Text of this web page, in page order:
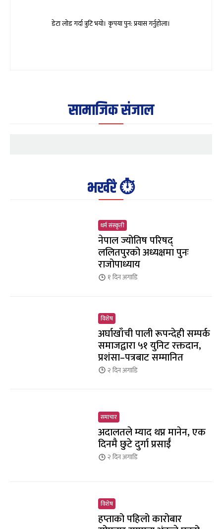
डेटा लोड गर्दा त्रुटि भयो। कृपया पुन: प्रयास गर्नुहोला।
सामाजिक संजाल
भर्खरै ⏱️
धर्म संस्कृती
नेपाल ज्योतिष परिषद्
ललितपुरको अध्यक्षमा पुनः
राजोपाध्याय
१ दिनअगाडि
विशेष
अर्घाखाँची पाली रूपन्देही सम्पर्क
समाजद्वारा ५१ युनिट रक्तदान,
प्रशंसा–पत्रबाट सम्मानित
२ दिनअगाडि
समाचार
अदालतले म्याद थप्न मानेन, एक
दिनमै छुटे दुर्गा प्रसाईँ
२ दिनअगाडि
विशेष
हप्ताको पहिलो कारोबार